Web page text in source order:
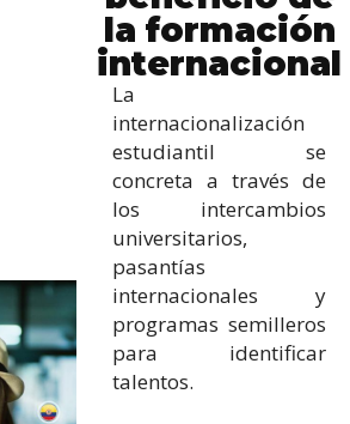
la formación
internacional
La
internacionalización
estudiantil se
concreta a través de
los intercambios
universitarios,
pasantías
internacionales y
programas semilleros
para identificar
talentos.